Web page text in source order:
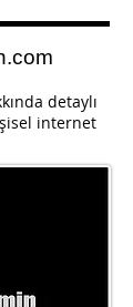
detaylı
internet